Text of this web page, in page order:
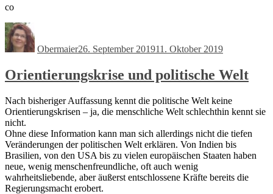
co
Obermaier26. September 201911. Oktober 2019
Orientierungskrise und politische Welt
Nach bisheriger Auffassung kennt die politische Welt keine
Orientierungskrisen – ja, die menschliche Welt schlechthin kennt sie
nicht.
Ohne diese Information kann man sich allerdings nicht die tiefen
Veränderungen der politischen Welt erklären. Von Indien bis
Brasilien, von den USA bis zu vielen europäischen Staaten haben
neue, wenig menschenfreundliche, oft auch wenig
wahrheitsliebende, aber äußerst entschlossene Kräfte bereits die
Regierungsmacht erobert.